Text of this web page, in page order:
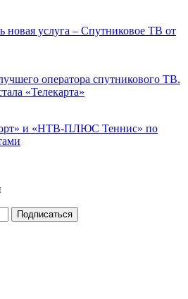
новая услуга – Спутниковое ТВ от
оператора спутникового ТВ.
«Телекарта»
и «НТВ-ПЛЮС Теннис» по
Подписаться